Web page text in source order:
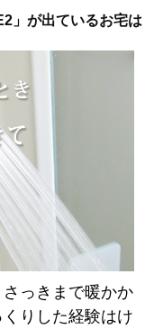
」が出ているお宅は
っきまで暖かか
りした経験はけ